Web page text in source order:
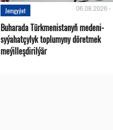
Jemgyýet 06.08.2026 -
Buharada Türkmenistanyň medeni-
syýahatçylyk toplumyny döretmek
meýilleşdirilýär